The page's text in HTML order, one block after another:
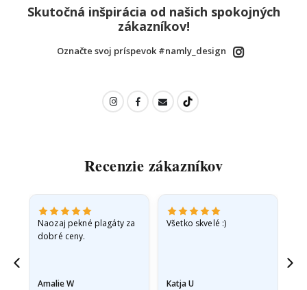
Skutočná inšpirácia od našich spokojných
zákazníkov!
Označte svoj príspevok #namly_design
Recenzie zákazníkov
Naozaj pekné plagáty za
dobré ceny.
Amalie W
Všetko skvelé :)
Katja U